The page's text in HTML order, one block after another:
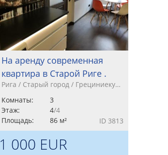
На аренду современная
квартира в Старой Риге .
Рига / Старый город / Грециниеку…
Комнаты:
3
Этаж:
4/4
Площадь:
86 м² ID 3813
1 000 EUR